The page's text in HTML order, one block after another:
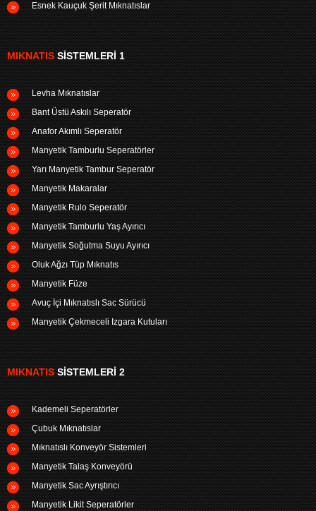
Esnek Kauçuk Şerit Mıknatıslar
MIKNATISSISTEMLERI 1
Levha Mıknatıslar
Bant Üstü Askılı Seperatör
Anafor Akımlı Seperatör
Manyetik Tamburlu Seperatörler
Yarı Manyetik Tambur Seperatör
Manyetik Makaralar
Manyetik Rulo Seperatör
Manyetik Tamburlu Yaş Ayırıcı
Manyetik Soğutma Suyu Ayırıcı
Oluk Ağzı Tüp Mıknatıs
Manyetik Füze
Avuç İçi Mıknatıslı Sac Sürücü
Manyetik Çekmeceli Izgara Kutuları
MIKNATISSISTEMLERI 2
Kademeli Seperatörler
Çubuk Mıknatıslar
Mıknatıslı Konveyör Sistemleri
Manyetik Talaş Konveyörü
Manyetik Sac Ayrıştırıcı
Manyetik Likit Seperatörler